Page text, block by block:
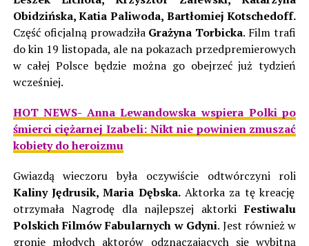
Obidzińska, Katia Paliwoda, Bartłomiej Kotschedoff.
Część oficjalną prowadziłaGrażyna Torbicka. Film trafi
do kin 19 listopada, ale na pokazach przedpremierowych
w całej Polsce będzie można go obejrzeć już tydzień
wcześniej.
HOT NEWS- Anna Lewandowska wspiera Polki po
śmierci ciężarnej Izabeli: Nikt nie powinien zmuszać
kobiety do heroizmu
Gwiazdą wieczoru była oczywiście odtwórczyni roli
Kaliny Jędrusik, Maria Dębska.Aktorka za tę kreację
otrzymała Nagrodę dla najlepszej aktorkiFestiwalu
Polskich Filmów Fabularnych w Gdyni. Jest również w
gronie młodych aktorów odznaczających się wybitną